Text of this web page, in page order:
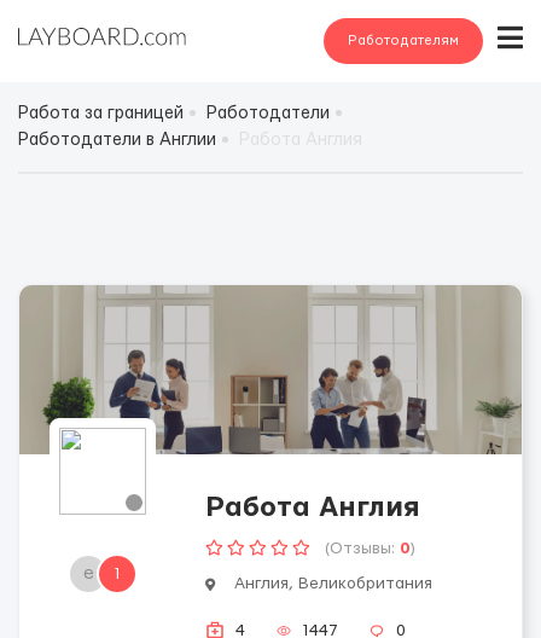
Работодателям
Работа за границей
Работодатели
Работодатели в Англии
e 1
Работа Англия
(Отзывы: 0)
Англия, Великобритания
4 1447 0